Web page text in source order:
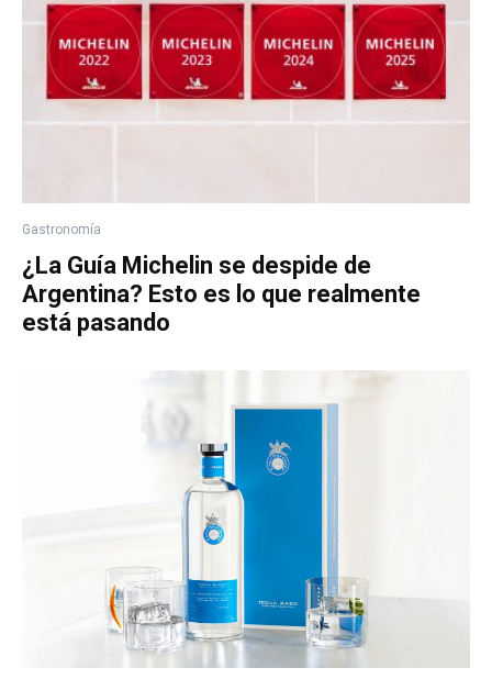
Gastronomía
¿La Guía Michelin se despide de
Argentina? Esto es lo que realmente
está pasando